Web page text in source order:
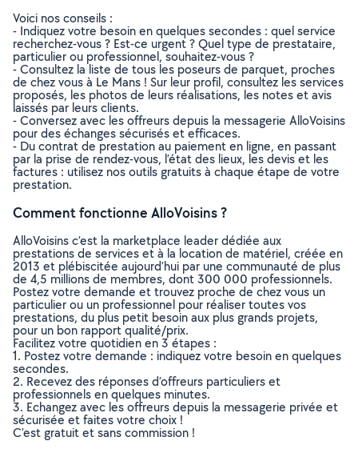
Voici nos conseils :
- Indiquez votre besoin en quelques secondes : quel service
recherchez-vous ? Est-ce urgent ? Quel type de prestataire,
particulier ou professionnel, souhaitez-vous ?
- Consultez la liste de tous les poseurs de parquet, proches
de chez vous à Le Mans ! Sur leur profil, consultez les services
proposés, les photos de leurs réalisations, les notes et avis
laissés par leurs clients.
- Conversez avec les offreurs depuis la messagerie AlloVoisins
pour des échanges sécurisés et efficaces.
- Du contrat de prestation au paiement en ligne, en passant
par la prise de rendez-vous, l’état des lieux, les devis et les
factures : utilisez nos outils gratuits à chaque étape de votre
prestation.
Comment fonctionne AlloVoisins ?
AlloVoisins c’est la marketplace leader dédiée aux
prestations de services et à la location de matériel, créée en
2013 et plébiscitée aujourd’hui par une communauté de plus
de 4,5 millions de membres, dont 300 000 professionnels.
Postez votre demande et trouvez proche de chez vous un
particulier ou un professionnel pour réaliser toutes vos
prestations, du plus petit besoin aux plus grands projets,
pour un bon rapport qualité/prix.
Facilitez votre quotidien en 3 étapes :
1. Postez votre demande : indiquez votre besoin en quelques
secondes.
2. Recevez des réponses d’offreurs particuliers et
professionnels en quelques minutes.
3. Echangez avec les offreurs depuis la messagerie privée et
sécurisée et faites votre choix !
C’est gratuit et sans commission !